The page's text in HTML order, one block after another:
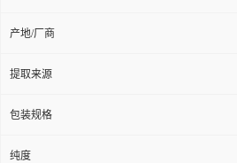
产地/厂商
提取来源
包装规格
纯度